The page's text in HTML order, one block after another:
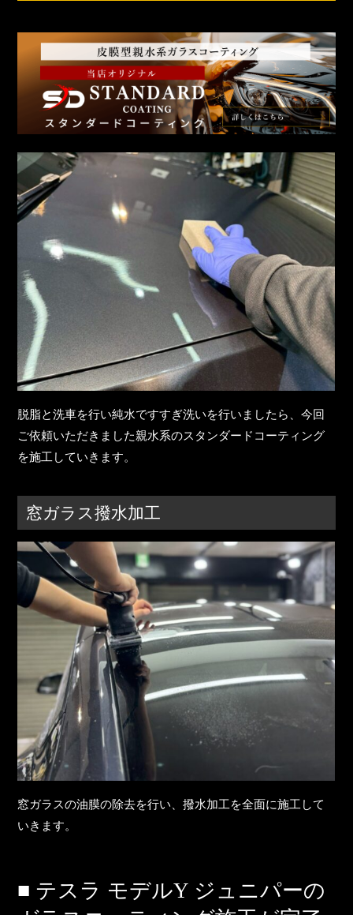
脱脂と洗車を行い純水ですすぎ洗いを行いましたら、今回
ご依頼いただきました親水系のスタンダードコーティング
を施工していきます。
窓ガラス撥水加工
窓ガラスの油膜の除去を行い、撥水加工を全面に施工して
いきます。
■ テスラ モデルY ジュニパーの